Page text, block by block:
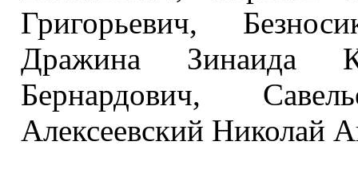
Григорьевич,
Дражина Зинаида
Бернардович,
Алексеевский Николай